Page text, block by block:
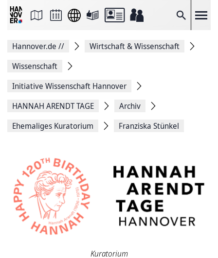
Suche
Seite
Facebook
teilen
Seitenlink
Seite
Hannover.de //
Wirtschaft & Wissenschaft
Wissenschaft
Initiative Wissenschaft Hannover
HANNAH ARENDT TAGE
Archiv
Ehemaliges Kuratorium
Franziska Stünkel
Kuratorium